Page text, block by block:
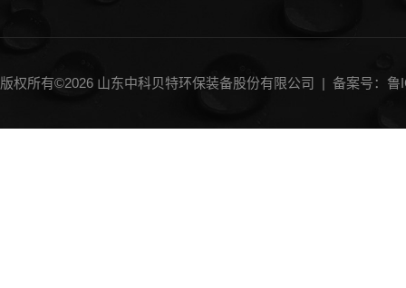
版权所有©2026 山东中科贝特环保装备股份有限公司 | 备案号：鲁